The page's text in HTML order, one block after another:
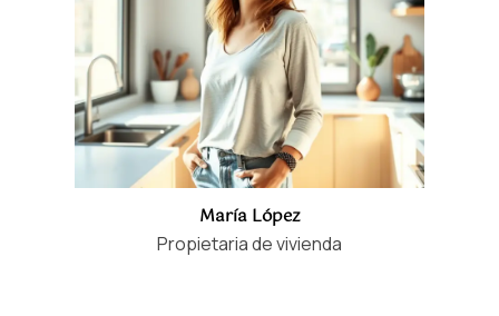
María López
Propietaria de vivienda